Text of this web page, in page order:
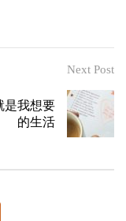
Next Post
我想要
的生活